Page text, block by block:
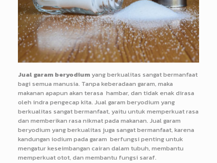
Jual garam beryodiumyang berkualitas sangat bermanfaat
bagi semua manusia. Tanpa keberadaan garam, maka
makanan apapun akan terasa hambar, dan tidak enak dirasa
oleh indra pengecap kita. Jual garam beryodium yang
berkualitas sangat bermanfaat, yaitu untuk memperkuat rasa
dan memberikan rasa nikmat pada makanan. Jual garam
beryodium yang berkualitas juga sangat bermanfaat, karena
kandungan iodium pada garam berfungsi penting untuk
mengatur keseimbangan cairan dalam tubuh, membantu
memperkuat otot, dan membantu fungsi saraf.